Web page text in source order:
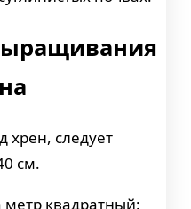
хрен, следует
см.
квадратный: